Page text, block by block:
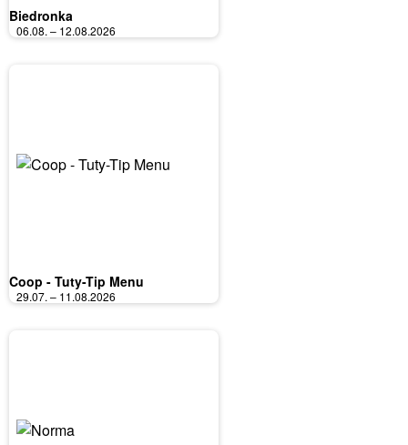
Biedronka
06.08. – 12.08.2026
Coop - Tuty-Tip Menu
29.07. – 11.08.2026